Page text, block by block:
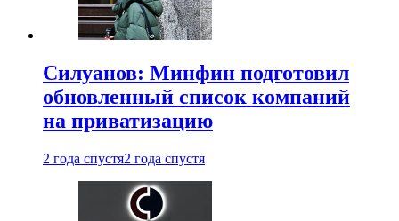
Силуанов: Минфин подготовил
обновленный список компаний
на приватизацию
2 года спустя2 года спустя